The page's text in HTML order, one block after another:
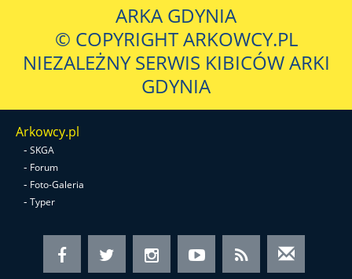
ARKA GDYNIA
© COPYRIGHT ARKOWCY.PL
NIEZALEŻNY SERWIS KIBICÓW ARKI
GDYNIA
Arkowcy.pl
- SKGA
- Forum
- Foto-Galeria
- Typer